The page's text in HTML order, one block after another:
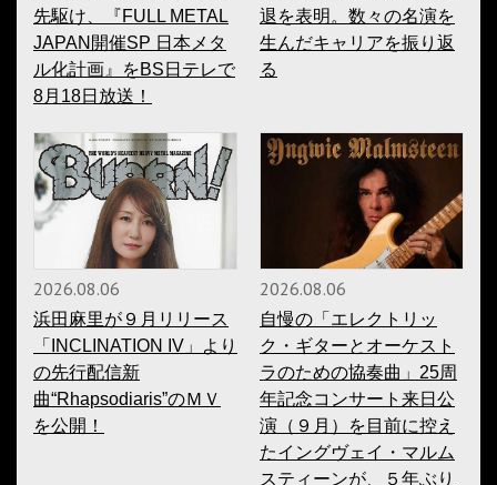
先駆け、『FULL METAL
JAPAN開催SP 日本メタ
ル化計画』をBS日テレで
8月18日放送！
退を表明。数々の名演を
生んだキャリアを振り返
る
2026.08.06
浜田麻里が９月リリース
「INCLINATION IV」より
の先行配信新
曲“Rhapsodiaris”のＭＶ
を公開！
2026.08.06
自慢の「エレクトリッ
ク・ギターとオーケスト
ラのための協奏曲」25周
年記念コンサート来日公
演（９月）を目前に控え
たイングヴェイ・マルム
スティーンが、５年ぶり